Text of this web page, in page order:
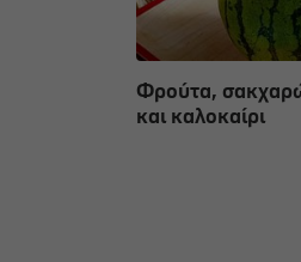
Φρούτα,
και καλοκαίρι